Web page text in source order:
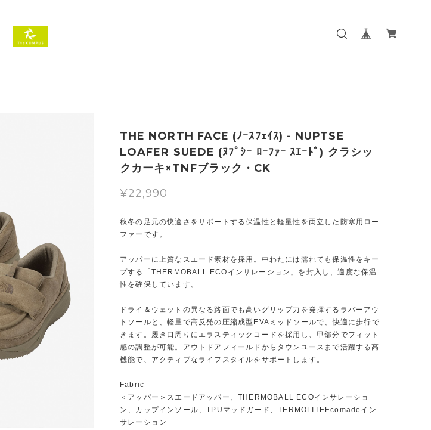
THE NORTH FACE (ﾉｰｽﾌｪｲｽ) - NUPTSE
LOAFER SUEDE (ﾇﾌﾟｼｰ ﾛｰﾌｧｰ ｽｴｰﾄﾞ) クラシッ
クカーキ×TNFブラック・CK
¥22,990
秋冬の足元の快適さをサポートする保温性と軽量性を両立した防寒用ロー
ファーです。
アッパーに上質なスエード素材を採用。中わたには濡れても保温性をキー
プする「THERMOBALL ECOインサレーション」を封入し、適度な保温
性を確保しています。
ドライ＆ウェットの異なる路面でも高いグリップ力を発揮するラバーアウ
トソールと、軽量で高反発の圧縮成型EVAミッドソールで、快適に歩行で
きます。履き口周りにエラスティックコードを採用し、甲部分でフィット
感の調整が可能。アウトドアフィールドからタウンユースまで活躍する高
機能で、アクティブなライフスタイルをサポートします。
Fabric
＜アッパー＞スエードアッパー、THERMOBALL ECOインサレーショ
ン、カップインソール、TPUマッドガード、TERMOLITEEcomadeイン
サレーション